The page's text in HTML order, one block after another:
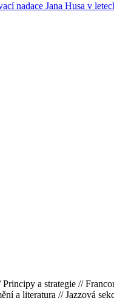
nadace Jana Husa v
a strategie //
a literatura // Jazzová